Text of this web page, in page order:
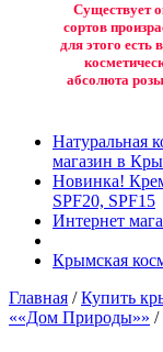
Существует
сортов
для этого есть
абсолюта
Натуральная
магазин в
Новинка! Крем
SPF20, SPF15
Интернет
Крымская
Главная /Купить
««Дом Природы»» /